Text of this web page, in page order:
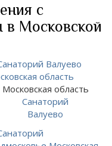
с
Московской
Московская область
Санаторий
Валуево